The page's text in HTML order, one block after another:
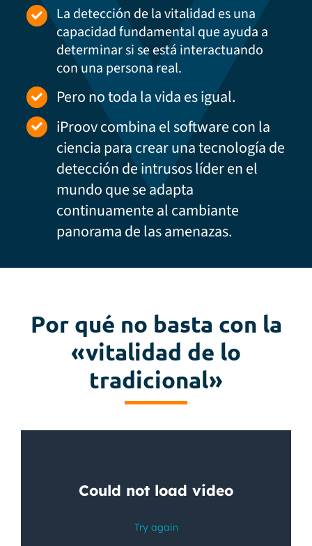
La detección de la vitalidad es una
capacidad fundamental que ayuda a
determinar si se está interactuando
con una persona real.
Pero no toda la vida es igual.
iProov combina el software con la
ciencia para crear una tecnología de
detección de intrusos líder en el
mundo que se adapta
continuamente al cambiante
panorama de las amenazas.
Por qué no basta con la
«vitalidad de lo
tradicional»